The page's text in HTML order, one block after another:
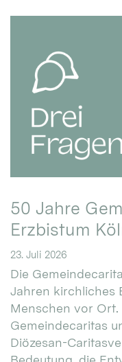
50 Jahre
Erzbistum
23. Juli 2026
Die
Jahren kirchliches
Menschen vor
Gemeindecaritas
Diözesan-